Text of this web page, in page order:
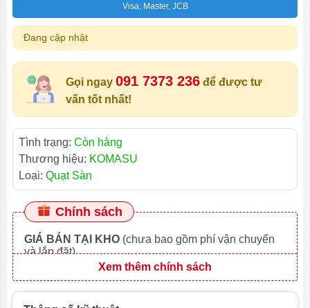
Visa, Master, JCB
Đang cập nhật
Gọi ngay 091 7373 236 để được tư
vấn tốt nhất!
Tình trạng: Còn hàng
Thương hiệu: KOMASU
Loại: Quạt Sàn
Chính sách
GIÁ BÁN TẠI KHO (chưa bao gồm phí vận chuyển
và lắp đặt)
Xem thêm chính sách